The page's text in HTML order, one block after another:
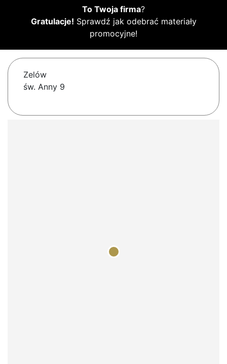
To Twoja firma?
Gratulacje! Sprawdź jak odebrać materiały
promocyjne!
Zelów
św. Anny 9